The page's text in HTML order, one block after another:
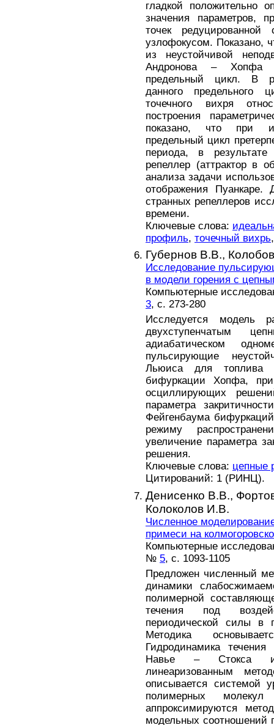
гладкой положительно
значения параметров,
точек редуцированной
узлофокусом. Показано,
из неустойчивой
Андронова – Хопфа
предельный цикл. В
данного предельного
точечного вихря
построения
показано, что при
предельный цикл
периода, в результате
репеллер (аттрактор в
анализа задачи
отображения
странных репеллеров
времени.
Ключевые слова:
профиль, точечный вихрь
Губернов В.В.,
Исследование
в модели горения с
Компьютерные
3, с. 273-280
Исследуется модель
двухступенчатым
адиабатическом
пульсирующие
Льюиса для топлива
бифуркации Хопфа,
осциллирующих
параметра
Фейгенбаума
режиму
увеличение параметра
решения.
Ключевые слова: цепные
Цитирований: 1 (РИНЦ).
Денисенко В.В.,
Колоколов И.В.
Численное
примеси на
Компьютерные
№ 5, с. 1093-1105
Предложен численный
динамики
полимерной
течения под
периодической силы в
Методика
Гидродинамика
Навье – Стокса и
линеаризованным
описывается системой
полимерных
аппроксимируются
модельных соотношений